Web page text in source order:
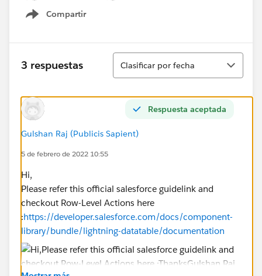
Compartir
Show menu
3 respuestas
Ordenar
Clasificar por fecha
Respuesta aceptada
Gulshan Raj (Publicis Sapient)
5 de febrero de 2022 10:55
Hi,
Please refer this official salesforce guidelink and
checkout Row-Level Actions here
:https://developer.salesforce.com/docs/component-
library/bundle/lightning-datatable/documentation